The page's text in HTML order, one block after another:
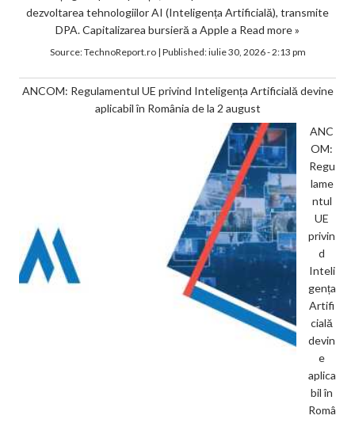
dezvoltarea tehnologiilor AI (Inteligența Artificială), transmite
DPA. Capitalizarea bursieră a Apple a Read more »
Source:TechnoReport.ro| Published:iulie 30, 2026 - 2:13 pm
ANCOM: Regulamentul UE privind Inteligența Artificială devine
aplicabil în România de la 2 august
ANC
OM:
Regu
lame
ntul
UE
privin
d
Inteli
gența
Artifi
cială
devin
e
aplica
bil în
Româ